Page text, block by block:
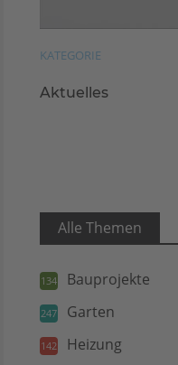
KATEGORIE
Aktuelles
Alle Themen
134 Bauprojekte
247 Garten
142 Heizung